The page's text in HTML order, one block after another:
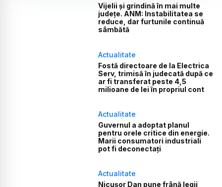
Vijelii și grindină în mai multe
județe. ANM: Instabilitatea se
reduce, dar furtunile continuă
sâmbătă
Actualitate
Fostă directoare de la Electrica
Serv, trimisă în judecată după ce
ar fi transferat peste 4,5
milioane de lei în propriul cont
Actualitate
Guvernul a adoptat planul
pentru orele critice din energie.
Marii consumatori industriali
pot fi deconectați
Actualitate
Nicușor Dan pune frână legii